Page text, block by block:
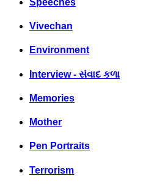
Vivechan
Environment
Interview - સંવાદ કળા
Memories
Mother
Pen Portraits
Terrorism